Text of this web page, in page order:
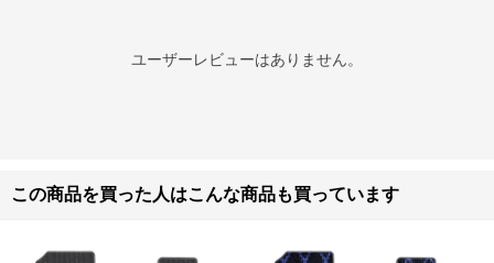
ユーザーレビューはありません。
この商品を買った人はこんな商品も買っています